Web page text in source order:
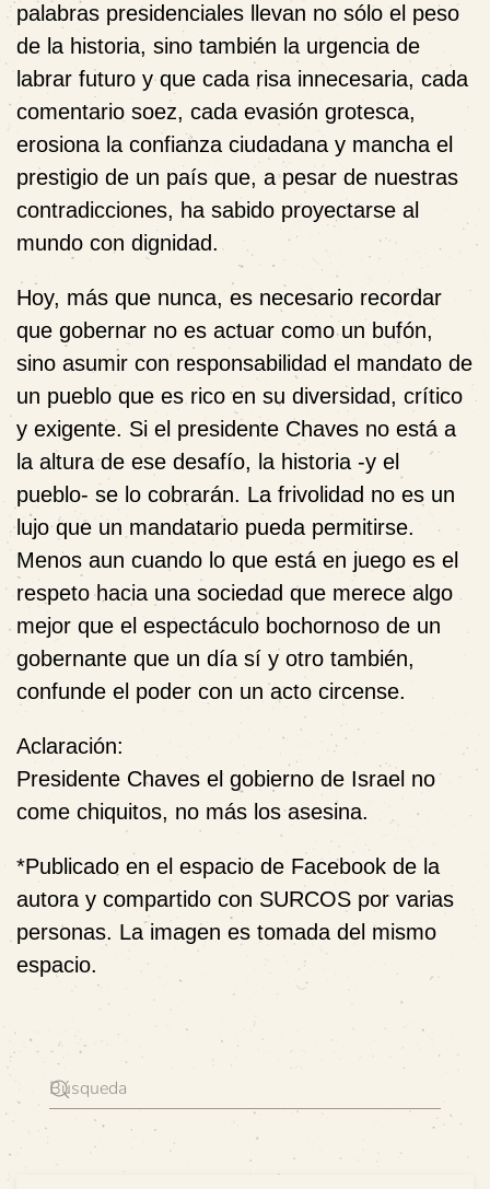
palabras presidenciales llevan no sólo el peso
de la historia, sino también la urgencia de
labrar futuro y que cada risa innecesaria, cada
comentario soez, cada evasión grotesca,
erosiona la confianza ciudadana y mancha el
prestigio de un país que, a pesar de nuestras
contradicciones, ha sabido proyectarse al
mundo con dignidad.
Hoy, más que nunca, es necesario recordar
que gobernar no es actuar como un bufón,
sino asumir con responsabilidad el mandato de
un pueblo que es rico en su diversidad, crítico
y exigente. Si el presidente Chaves no está a
la altura de ese desafío, la historia -y el
pueblo- se lo cobrarán. La frivolidad no es un
lujo que un mandatario pueda permitirse.
Menos aun cuando lo que está en juego es el
respeto hacia una sociedad que merece algo
mejor que el espectáculo bochornoso de un
gobernante que un día sí y otro también,
confunde el poder con un acto circense.
Aclaración:
Presidente Chaves el gobierno de Israel no
come chiquitos, no más los asesina.
*Publicado en el espacio de Facebook de la
autora y compartido con SURCOS por varias
personas. La imagen es tomada del mismo
espacio.